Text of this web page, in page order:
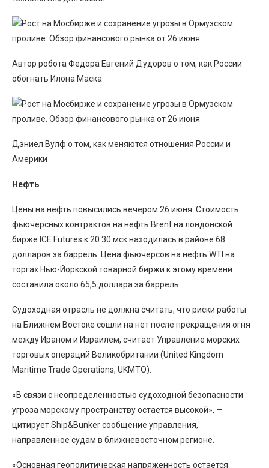
Автор робота Федора Евгений Дудоров о том, как России
обогнать Илона Маска
Дэниел Вулф о том, как меняются отношения России и
Америки
Нефть
Цены на нефть повысились вечером 26 июня. Стоимость
фьючерсных контрактов на нефть Brent на лондонской
бирже ICE Futures к 20:30 мск находилась в районе 68
долларов за баррель. Цена фьючерсов на нефть WTI на
торгах Нью-Йоркской товарной биржи к этому времени
составила около 65,5 доллара за баррель.
Судоходная отрасль не должна считать, что риски работы
на Ближнем Востоке сошли на нет после прекращения огня
между Ираном и Израилем, считает Управление морских
торговых операций Великобритании (United Kingdom
Maritime Trade Operations, UKMTO).
«В связи с неопределенностью судоходной безопасности
угроза морскому пространству остается высокой», —
цитирует Ship&Bunker сообщение управления,
направленное судам в ближневосточном регионе.
«Основная геополитическая напряженность остается